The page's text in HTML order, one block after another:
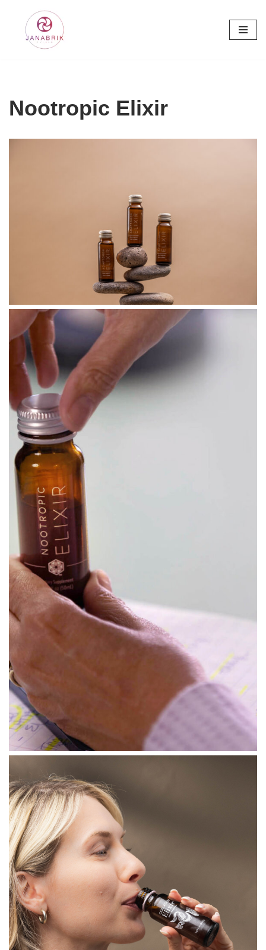
Skip
Nootropic Elixir